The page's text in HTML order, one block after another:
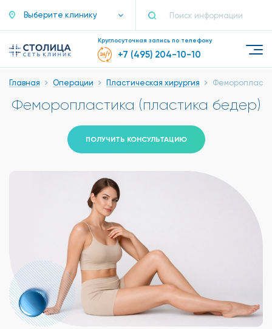
Выберите клинику
Круглосуточная запись по телефону
+7 (495) 204-10-10
Главная Операции Пластическая хирургия
Феморопластика (пластика бедер)
ПОЛУЧИТЬ КОНСУЛЬТАЦИЮ